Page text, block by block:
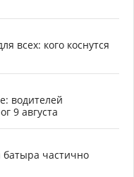
всех: кого коснутся
водителей
9 августа
частично